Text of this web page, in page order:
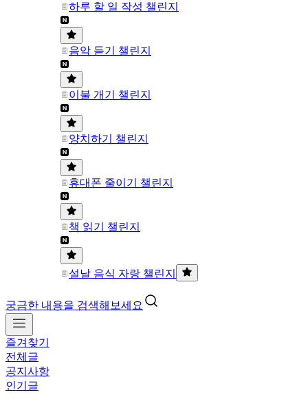
하루 할 일 작성 챌린지
음악 듣기 챌린지
이불 개기 챌린지
양치하기 챌린지
휴대폰 줄이기 챌린지
책 읽기 챌린지
설날 음식 자랑 챌린지
궁금한 내용을 검색해보세요
즐겨찾기
전체글
공지사항
인기글